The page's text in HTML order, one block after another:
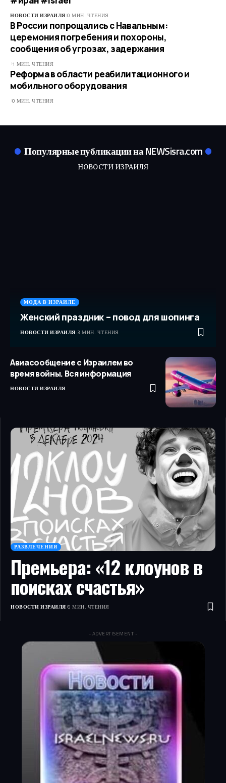
НОВОСТИ ИЗРАИЛЯ 0 МИН. ЧТЕНИЯ
В России попрощались с Навальным:
церемония погребения и похороны,
сообщения об угрозах, задержания
1 МИН. ЧТЕНИЯ
Реформа в области реабилитационного и
мобильного оборудования
0 МИН. ЧТЕНИЯ
Популярные публикации на NEWSisra.com
НОВОСТИ ИЗРАИЛЯ
МОДА В ИЗРАИЛЕ
Женский праздник – повод для шопинга
НОВОСТИ ИЗРАИЛЯ 3 МИН. ЧТЕНИЯ
Авиасообщение с Израилем во
время войны. Вся информация
НОВОСТИ ИЗРАИЛЯ
РАЗВЛЕЧЕНИЯ
Премьера: «12 клоунов в
поисках счастья»
НОВОСТИ ИЗРАИЛЯ 6 МИН. ЧТЕНИЯ
- ADVERTISEMENT -